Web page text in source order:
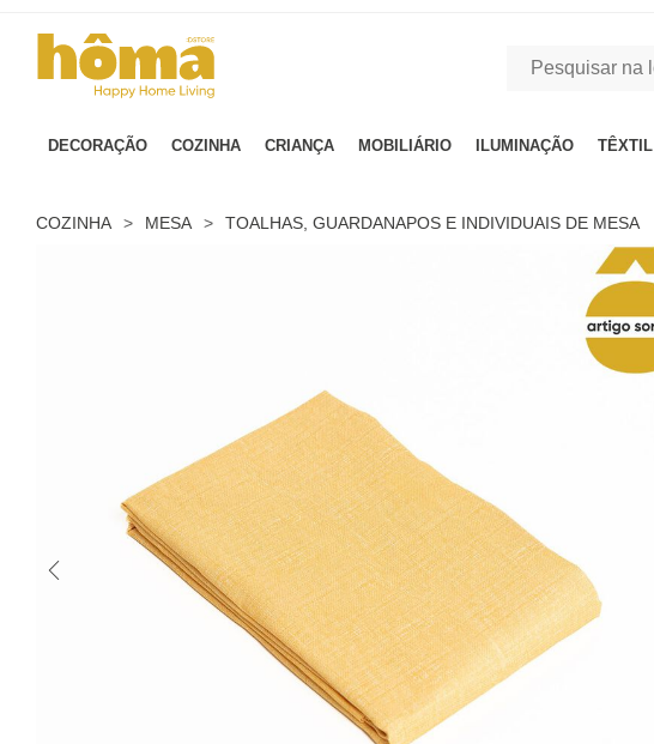
DECORAÇÃO COZINHA CRIANÇA MOBILIÁRIO ILUMINAÇÃO TÊXTIL
COZINHA > MESA > TOALHAS, GUARDANAPOS E INDIVIDUAIS DE MESA